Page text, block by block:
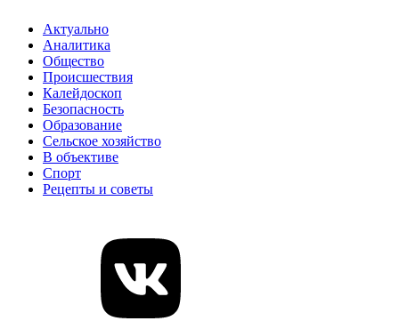
Актуально
Аналитика
Общество
Происшествия
Калейдоскоп
Безопасность
Образование
Сельское хозяйство
В объективе
Спорт
Рецепты и советы